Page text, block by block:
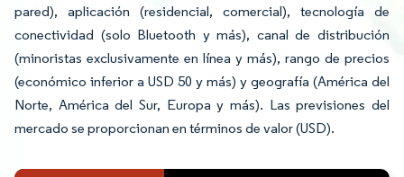
pared), aplicación (residencial, comercial), tecnología de
conectividad (solo Bluetooth y más), canal de distribución
(minoristas exclusivamente en línea y más), rango de precios
(económico inferior a USD 50 y más) y geografía (América del
Norte, América del Sur, Europa y más). Las previsiones del
mercado se proporcionan en términos de valor (USD).